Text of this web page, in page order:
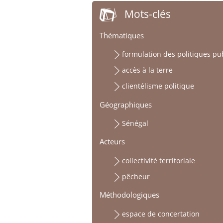
Mots-clés
Thématiques
formulation des politiques
accès à la terre
clientélisme politique
Géographiques
Sénégal
Acteurs
collectivité territoriale
pêcheur
Méthodologiques
espace de concertation